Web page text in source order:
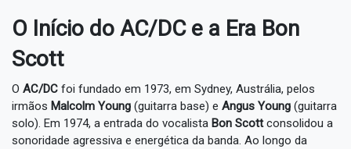
O Início do AC/DC e a Era Bon
Scott
O AC/DC foi fundado em 1973, em Sydney, Austrália, pelos
irmãos Malcolm Young (guitarra base) e Angus Young (guitarra
solo). Em 1974, a entrada do vocalista Bon Scottconsolidou a
sonoridade agressiva e energética da banda. Ao longo da